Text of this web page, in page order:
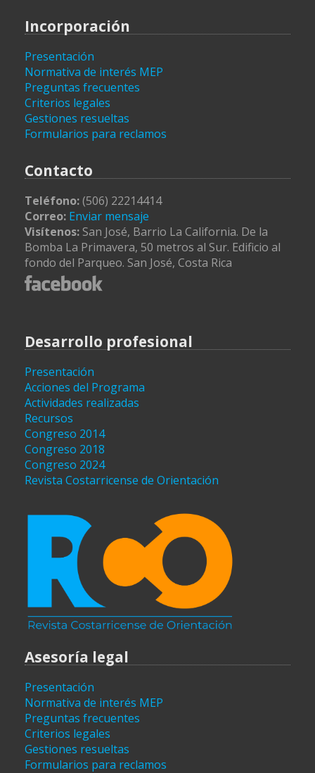
Incorporación
Presentación
Normativa de interés MEP
Preguntas frecuentes
Criterios legales
Gestiones resueltas
Formularios para reclamos
Contacto
Teléfono:(506) 22214414
Correo: Enviar mensaje
Visítenos: San José, Barrio La California. De la
Bomba La Primavera, 50 metros al Sur. Edificio al
fondo del Parqueo. San José, Costa Rica
Desarrollo profesional
Presentación
Acciones del Programa
Actividades realizadas
Recursos
Congreso 2014
Congreso 2018
Congreso 2024
Revista Costarricense de Orientación
Asesoría legal
Presentación
Normativa de interés MEP
Preguntas frecuentes
Criterios legales
Gestiones resueltas
Formularios para reclamos